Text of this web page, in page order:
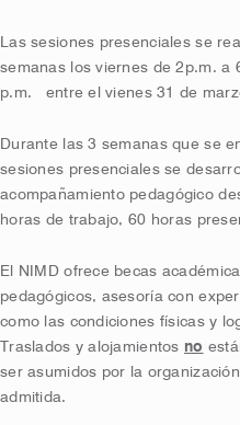
Las sesiones presenciales se
semanas los viernes de 2p.m. a
p.m. entre el vienes 31 de
Durante las 3 semanas que se
sesiones presenciales se
acompañamiento pedagógico
horas de trabajo, 60 horas
El NIMD ofrece becas
pedagógicos, asesoría con
como las condiciones físicas y
Traslados y alojamientos no
ser asumidos por la
admitida.